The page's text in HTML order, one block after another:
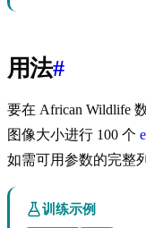
用法#
要在 African Wildlife
图像大小进行 100 个
如需可用参数的完整
训练示例